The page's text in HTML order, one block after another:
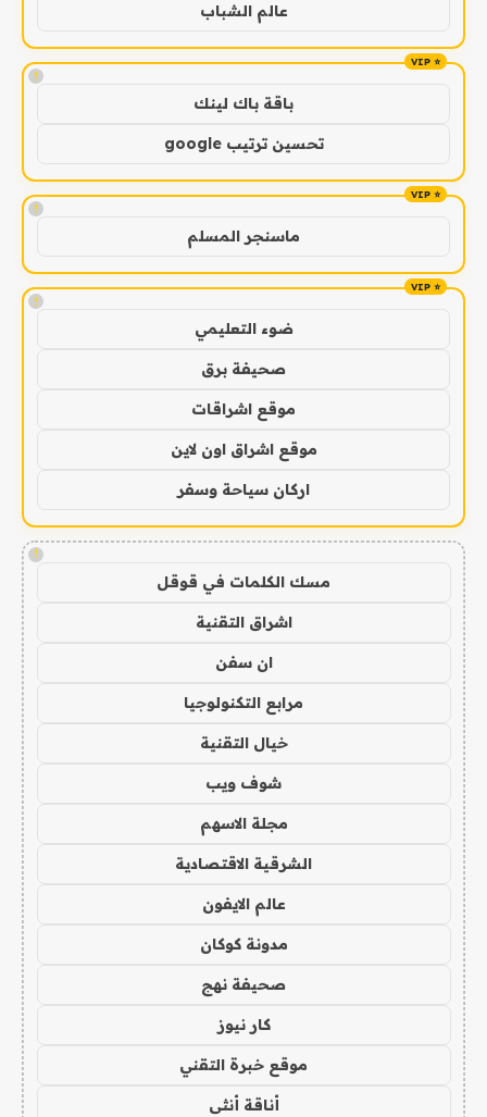
عالم الشباب
!
باقة باك لينك
تحسين ترتيب google
!
ماسنجر المسلم
!
ضوء التعليمي
صحيفة برق
موقع اشراقات
موقع اشراق اون لاين
اركان سياحة وسفر
!
مسك الكلمات في قوقل
اشراق التقنية
ان سفن
مرابع التكنولوجيا
خيال التقنية
شوف ويب
مجلة الاسهم
الشرقية الاقتصادية
عالم الايفون
مدونة كوكان
صحيفة نهج
كار نيوز
موقع خبرة التقني
أناقة أنثى